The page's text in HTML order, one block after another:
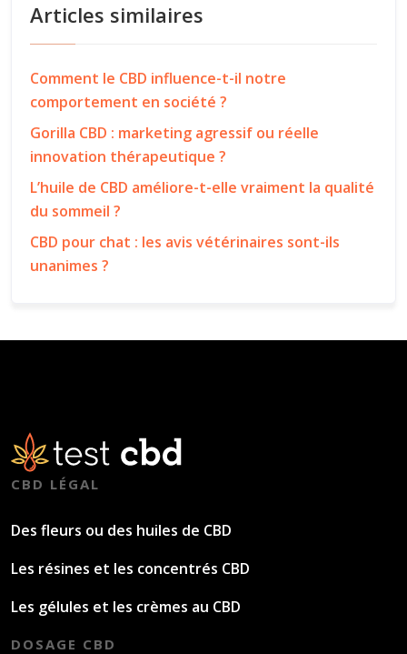
Articles similaires
Comment le CBD influence-t-il notre
comportement en société ?
Gorilla CBD : marketing agressif ou réelle
innovation thérapeutique ?
L’huile de CBD améliore-t-elle vraiment la qualité
du sommeil ?
CBD pour chat : les avis vétérinaires sont-ils
unanimes ?
CBD LÉGAL
Des fleurs ou des huiles de CBD
Les résines et les concentrés CBD
Les gélules et les crèmes au CBD
DOSAGE CBD